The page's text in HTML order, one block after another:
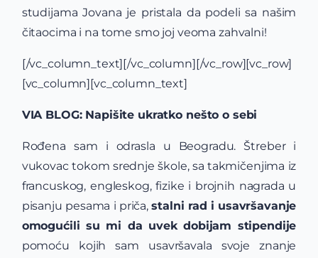
studijama Jovana je pristala da podeli sa našim
čitaocima i na tome smo joj veoma zahvalni!
[/vc_column_text][/vc_column][/vc_row][vc_row]
[vc_column][vc_column_text]
VIA BLOG: Napišite ukratko nešto o sebi
Rođena sam i odrasla u Beogradu. Štreber i
vukovac tokom srednje škole, sa takmičenjima iz
francuskog, engleskog, fizike i brojnih nagrada u
pisanju pesama i priča,stalni rad i usavršavanje
omogućili su mi da uvek dobijam stipendije
pomoću kojih sam usavršavala svoje znanje